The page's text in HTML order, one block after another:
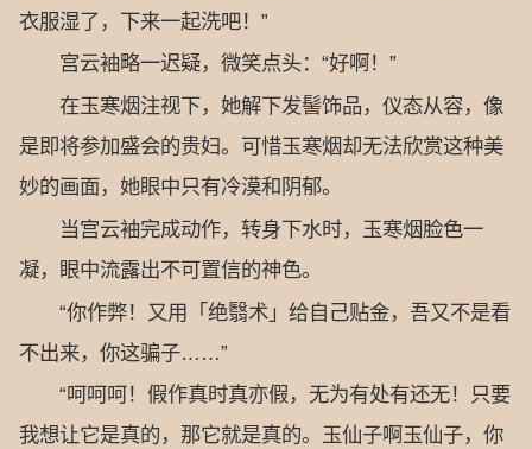
衣服湿了，下来一起洗吧！”
宫云袖略一迟疑，微笑点头：“好啊！”
在玉寒烟注视下，她解下发髻饰品，仪态从容，像
是即将参加盛会的贵妇。可惜玉寒烟却无法欣赏这种美
妙的画面，她眼中只有冷漠和阴郁。
当宫云袖完成动作，转身下水时，玉寒烟脸色一
凝，眼中流露出不可置信的神色。
“你作弊！又用「绝翳术」给自己贴金，吾又不是看
不出来，你这骗子……”
“呵呵呵！假作真时真亦假，无为有处有还无！只要
我想让它是真的，那它就是真的。玉仙子啊玉仙子，你